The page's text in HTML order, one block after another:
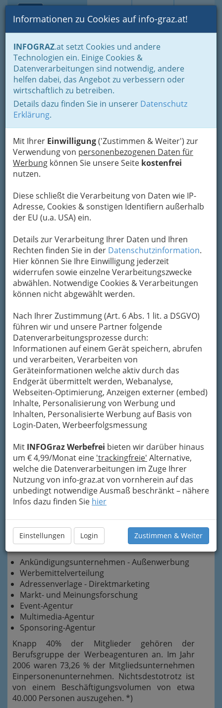
Suche Login Toggle
Informationen zu Cookies auf info-graz.at!
INFOGRAZ.at setzt Cookies und andere
Technologien ein. Einige Cookies &
Datenverarbeitungen sind notwendig, andere
helfen dabei, das Angebot zu verbessern oder
wirtschaftlich zu betreiben.
Details dazu finden Sie in unserer Datenschutz
Erklärung.
Mit Ihrer Einwilligung('Zustimmen & Weiter') zur
Verwendung von personenbezogenen Daten für
Werbung können Sie unsere Seite kostenfrei
nutzen.
Diese schließt die Verarbeitung von Daten wie IP-
Adresse, Cookies & sonstigen Identifiern außerhalb
der EU (u.a. USA) ein.
Details zur Verarbeitung Ihrer Daten und Ihren
Rechten finden Sie in der Datenschutzinformation.
Hier können Sie Ihre Einwilligung jederzeit
widerrufen sowie einzelne Verarbeitungszwecke
abwählen. Notwendige Cookies & Verarbeitungen
können nicht abgewählt werden.
Nach Ihrer Zustimmung (Art. 6 Abs. 1 lit. a DSGVO)
führen wir und unsere Partner folgende
Datenverarbeitungsprozesse durch:
Informationen auf einem Gerät speichern, abrufen
und verarbeiten, Verarbeiten von
Geräteinformationen welche aktiv durch das
Endgerät übermittelt werden, Webanalyse,
Webseiten-Optimierung, Anzeigen externer (embed)
Inhalte, Personalisierung von Werbung und
Inhalten, Personalisierte Werbung auf Basis von
Login-Daten, Werbeerfolgsmessung
Mit INFOGraz Werbefrei bieten wir darüber hinaus
um € 4,99/Monat eine 'trackingfreie' Alternative,
welche die Datenverarbeitungen im Zuge Ihrer
Nutzung von info-graz.at von vornherein auf das
unbedingt notwendige Ausmaß beschränkt – nähere
Infos dazu finden Sie hier
Einstellungen Login Zustimmen & Weiter
Home Branchen
Gewerbe, Handwerk, Banken
Information und Consulting
Werbung & Marktkommunikation
Fachgruppe Werbung und Marktkommunikation
Fachgruppe Werbung und
Marktkommunikation der
WKO
Wissenswertes
zum
Fachverband
Werbung und
Marktkommunikation der
Der Fachverband Werbung und
Marktkommunikation der WKÖ ist die gesetzlich
legitimierte Interessenvertretung der
österreichischen Werbe- und
Kommunikationsbranche.
Marktkommunikation mit ca. 23.000 Mitgliedern
der zweitgrößte Verband der Sparte Information
und Consulting der WKÖ, wobei sich in den
letzten 15 Jahren die Mitgliederanzahl nahezu
vervierfacht hat.
Der Fachverband
Werbung und
Marktkommunikation
vertritt folgende
Branchen:
Werbemittlung
PR-Beratung - PR-Agentur
Werbearchitekt - Ausstellung-, Messe- und
Schaufenstergestaltung
Werbegraphik-Design
Ankündigungsunternehmen - Außenwerbung
Werbemittelverteilung
Adressenverlage - Direktmarketing
Markt- und Meinungsforschung
Event-Agentur
Multimedia-Agentur
Sponsoring-Agentur
Knapp 40% der Mitglieder gehören der
Berufsgruppe der Werbeagenturen an. Im Jahr
2006 waren 73,26 % der Mitgliedsunternehmen
Einpersonenunternehmen. Nichtsdestotrotz ist
von einem Beschäftigungsvolumen von etwa
40.000 Personen auszugehen. *)